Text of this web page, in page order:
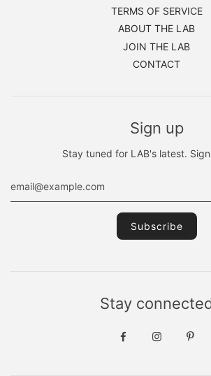
TERMS OF SERVICE
ABOUT THE LAB
JOIN THE LAB
CONTACT
Sign up
Stay tuned for LAB's latest.
Stay